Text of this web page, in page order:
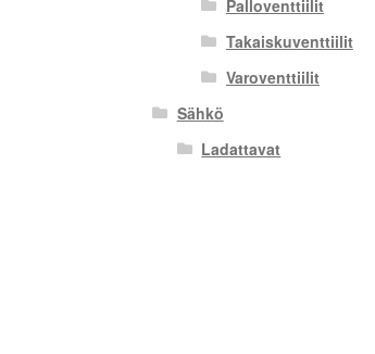
Palloventtiilit
Takaiskuventtiilit
Varoventtiilit
Sähkö
Ladattavat